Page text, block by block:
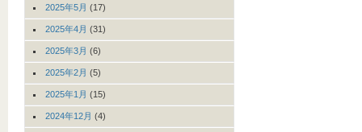
2025年5月 (17)
2025年4月 (31)
2025年3月 (6)
2025年2月 (5)
2025年1月 (15)
2024年12月 (4)